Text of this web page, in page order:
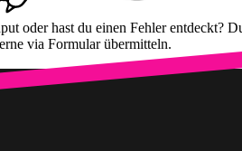
oder hast du einen Fehler entdeckt?
via Formular übermitteln.